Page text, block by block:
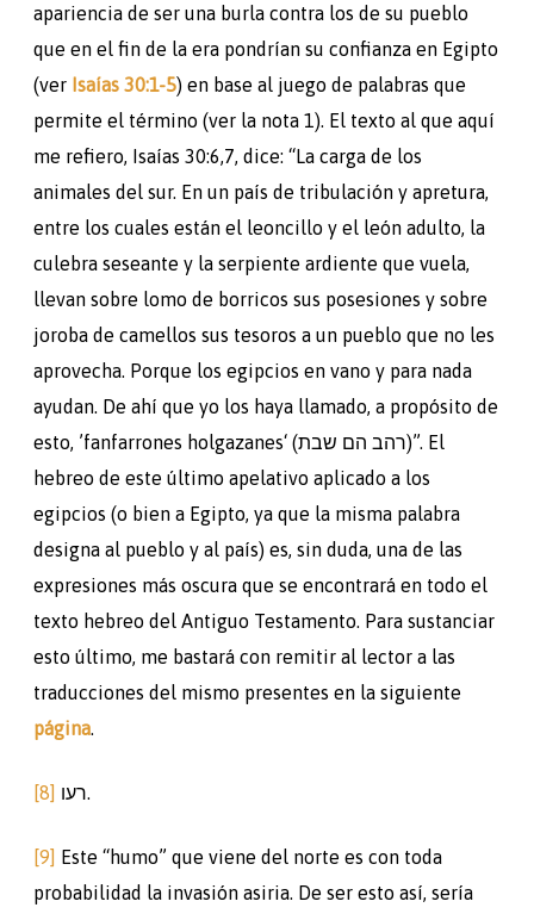
apariencia de ser una burla contra los de su pueblo
que en el fin de la era pondrían su confianza en Egipto
(ver Isaías 30:1-5) en base al juego de palabras que
permite el término (ver la nota 1). El texto al que aquí
me refiero, Isaías 30:6,7, dice: “La carga de los
animales del sur. En un país de tribulación y apretura,
entre los cuales están el leoncillo y el león adulto, la
culebra seseante y la serpiente ardiente que vuela,
llevan sobre lomo de borricos sus posesiones y sobre
joroba de camellos sus tesoros a un pueblo que no les
aprovecha. Porque los egipcios en vano y para nada
ayudan. De ahí que yo los haya llamado, a propósito de
esto, ’fanfarrones holgazanes‘ (רהב הם שבת)”. El
hebreo de este último apelativo aplicado a los
egipcios (o bien a Egipto, ya que la misma palabra
designa al pueblo y al país) es, sin duda, una de las
expresiones más oscura que se encontrará en todo el
texto hebreo del Antiguo Testamento. Para sustanciar
esto último, me bastará con remitir al lector a las
traducciones del mismo presentes en la siguiente
página.
[8] רעו.
[9] Este “humo” que viene del norte es con toda
probabilidad la invasión asiria. De ser esto así, sería